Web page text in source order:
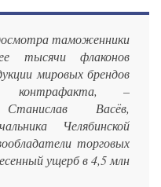
таможенники
тысячи флаконов
мировых брендов
контрафакта, –
Васёв,
Челябинской
торговых
ущерб в 4,5 млн